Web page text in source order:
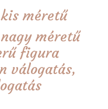
méretű
méretű
figura
válogatás,